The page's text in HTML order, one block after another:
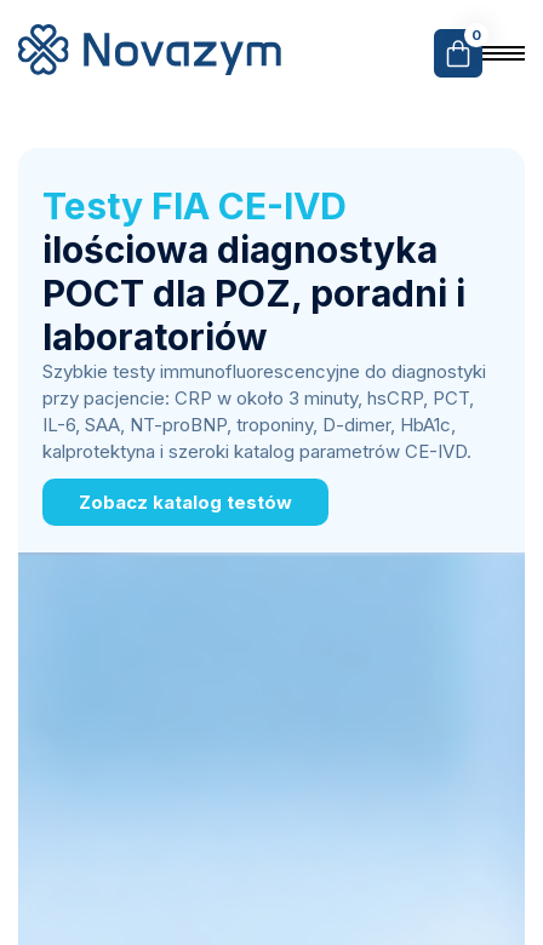
0
Testy FIA CE-IVD
ilościowa diagnostyka
POCT dla POZ, poradni i
laboratoriów
Szybkie testy immunofluorescencyjne do diagnostyki
przy pacjencie: CRP w około 3 minuty, hsCRP, PCT,
IL-6, SAA, NT-proBNP, troponiny, D-dimer, HbA1c,
kalprotektyna i szeroki katalog parametrów CE-IVD.
Zobacz katalog testów